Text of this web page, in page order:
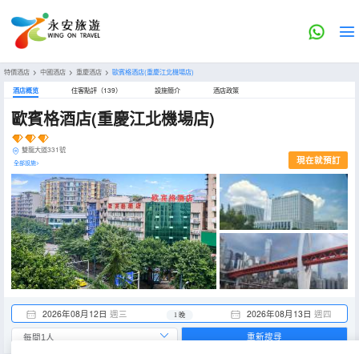
特價酒店 > 中國酒店 > 重慶酒店 > 歐賓格酒店(重慶江北機場店)
酒店概览 住客點評（139） 設施簡介 酒店政策
歐賓格酒店(重慶江北機場店)
雙龍大道331號
全部設施> 現在就預訂
2026年08月12日 週三 2026年08月13日 週四
1 晚
重新搜尋